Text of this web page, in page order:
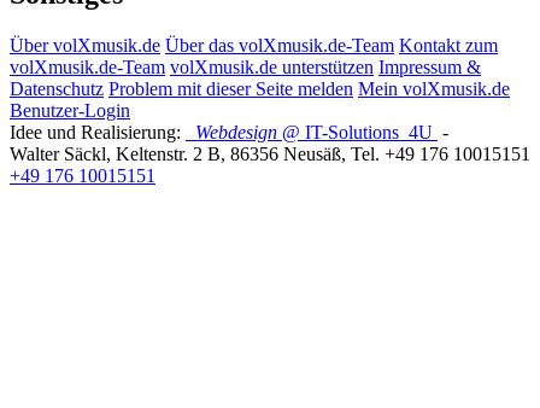
Über volXmusik.de Über das volXmusik.de-Team Kontakt zum
volXmusik.de-Team volXmusik.de unterstützen Impressum &
Datenschutz Problem mit dieser Seite melden Mein volXmusik.de
Benutzer-Login
Idee und Realisierung:
Webdesign @ IT-Solutions 4U -
Walter Säckl, Keltenstr. 2 B, 86356 Neusäß, Tel. +49 176 10015151
+49 176 10015151